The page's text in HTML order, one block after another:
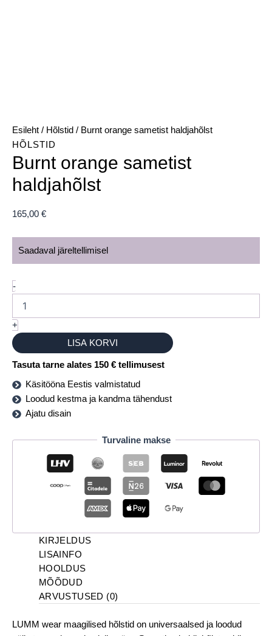
Esileht / Hõlstid / Burnt orange sametist haldjahõlst
HÕLSTID
Burnt orange sametist
haldjahõlst
165,00 €
Saadaval järeltellimisel
-
+
LISA KORVI
Tasuta tarne alates 150 € tellimusest
Käsitööna Eestis valmistatud
Loodud kestma ja kandma tähendust
Ajatu disain
Turvaline makse
KIRJELDUS
LISAINFO
HOOLDUS
MÕÕDUD
ARVUSTUSED (0)
LUMM wear maagilised hõlstid on universaalsed ja loodud